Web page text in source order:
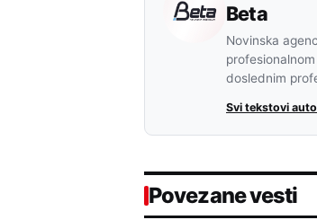
Beta
Novinska
doslednim
Svi tekstovi
Povezane vesti